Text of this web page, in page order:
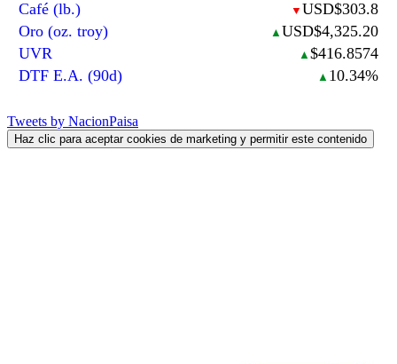
Café (lb.)
▼ USD$303.8
Oro (oz. troy)
▲ USD$4,325.20
UVR
▲ $416.8574
DTF E.A. (90d)
▲ 10.34%
Tweets by NacionPaisa
Haz clic para aceptar cookies de marketing y permitir este contenido